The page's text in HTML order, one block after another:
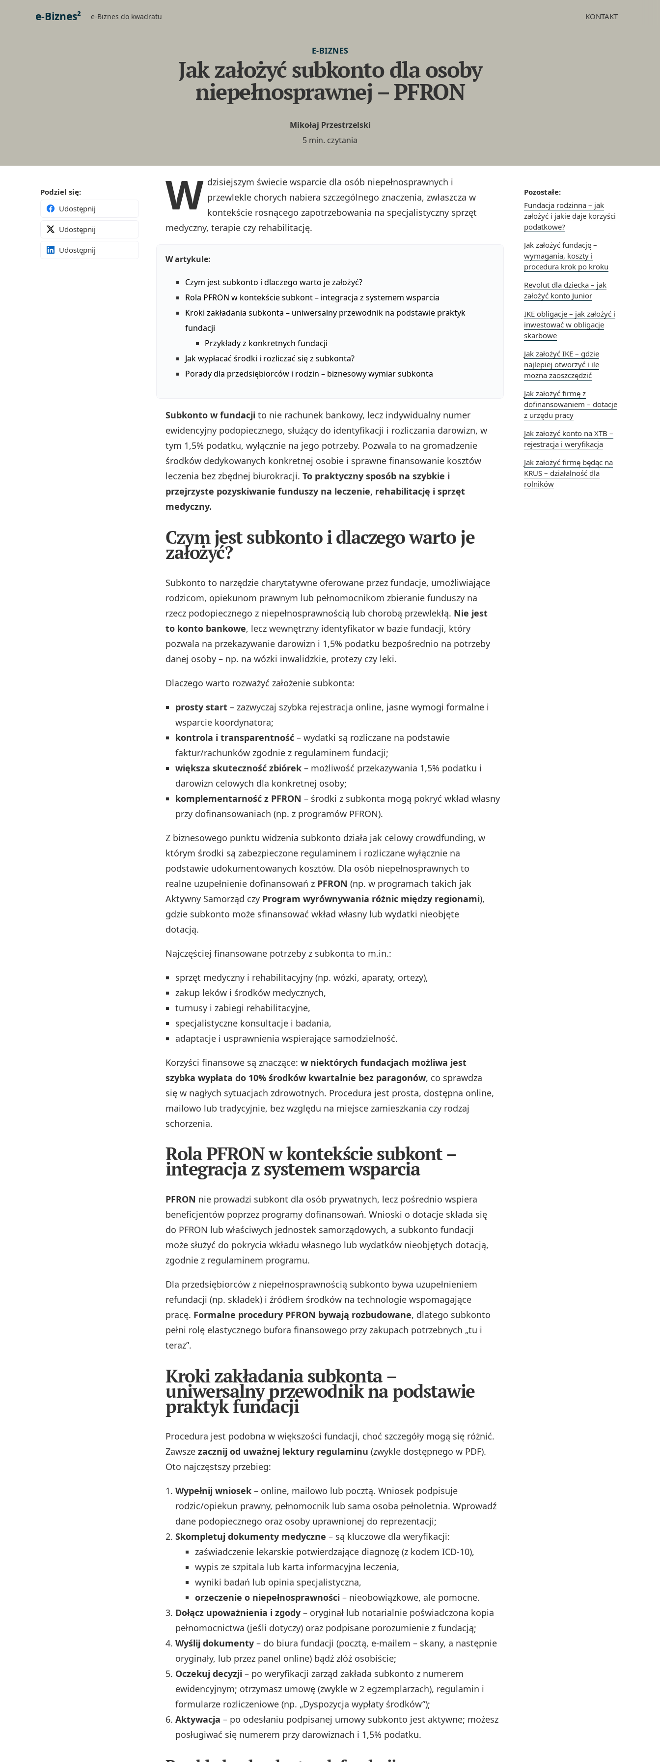
e-Biznes² e-Biznes do kwadratu KONTAKT
E-BIZNES
Jak założyć subkonto dla osoby
niepełnosprawnej – PFRON
Mikołaj Przestrzelski
5 min. czytania
Pozostałe:
Fundacja rodzinna – jak
założyć i jakie daje korzyści
podatkowe?
Jak założyć fundację –
wymagania, koszty i
procedura krok po kroku
Revolut dla dziecka – jak
założyć konto Junior
IKE obligacje – jak założyć i
inwestować w obligacje
skarbowe
Jak założyć IKE – gdzie
najlepiej otworzyć i ile
można zaoszczędzić
Jak założyć firmę z
dofinansowaniem – dotacje
z urzędu pracy
Jak założyć konto na XTB –
rejestracja i weryfikacja
Jak założyć firmę będąc na
KRUS – działalność dla
rolników
Podziel się:
Udostępnij
Udostępnij
Udostępnij
W dzisiejszym świecie wsparcie dla osób niepełnosprawnych i
przewlekle chorych nabiera szczególnego znaczenia, zwłaszcza w
kontekście rosnącego zapotrzebowania na specjalistyczny sprzęt
medyczny, terapie czy rehabilitację.
W artykule:
Czym jest subkonto i dlaczego warto je założyć?
Rola PFRON w kontekście subkont – integracja z systemem wsparcia
Kroki zakładania subkonta – uniwersalny przewodnik na podstawie praktyk
fundacji
Przykłady z konkretnych fundacji
Jak wypłacać środki i rozliczać się z subkonta?
Porady dla przedsiębiorców i rodzin – biznesowy wymiar subkonta
Subkonto w fundacji to nie rachunek bankowy, lecz indywidualny numer
ewidencyjny podopiecznego, służący do identyfikacji i rozliczania darowizn, w
tym 1,5% podatku, wyłącznie na jego potrzeby. Pozwala to na gromadzenie
środków dedykowanych konkretnej osobie i sprawne finansowanie kosztów
leczenia bez zbędnej biurokracji. To praktyczny sposób na szybkie i
przejrzyste pozyskiwanie funduszy na leczenie, rehabilitację i sprzęt
medyczny.
Czym jest subkonto i dlaczego warto je
założyć?
Subkonto to narzędzie charytatywne oferowane przez fundacje, umożliwiające
rodzicom, opiekunom prawnym lub pełnomocnikom zbieranie funduszy na
rzecz podopiecznego z niepełnosprawnością lub chorobą przewlekłą. Nie jest
to konto bankowe, lecz wewnętrzny identyfikator w bazie fundacji, który
pozwala na przekazywanie darowizn i 1,5% podatku bezpośrednio na potrzeby
danej osoby – np. na wózki inwalidzkie, protezy czy leki.
Dlaczego warto rozważyć założenie subkonta:
prosty start – zazwyczaj szybka rejestracja online, jasne wymogi formalne i
wsparcie koordynatora;
kontrola i transparentność – wydatki są rozliczane na podstawie
faktur/rachunków zgodnie z regulaminem fundacji;
większa skuteczność zbiórek – możliwość przekazywania 1,5% podatku i
darowizn celowych dla konkretnej osoby;
komplementarność z PFRON – środki z subkonta mogą pokryć wkład własny
przy dofinansowaniach (np. z programów PFRON).
Z biznesowego punktu widzenia subkonto działa jak celowy crowdfunding, w
którym środki są zabezpieczone regulaminem i rozliczane wyłącznie na
podstawie udokumentowanych kosztów. Dla osób niepełnosprawnych to
realne uzupełnienie dofinansowań z PFRON (np. w programach takich jak
Aktywny Samorząd czy Program wyrównywania różnic między regionami),
gdzie subkonto może sfinansować wkład własny lub wydatki nieobjęte
dotacją.
Najczęściej finansowane potrzeby z subkonta to m.in.:
sprzęt medyczny i rehabilitacyjny (np. wózki, aparaty, ortezy),
zakup leków i środków medycznych,
turnusy i zabiegi rehabilitacyjne,
specjalistyczne konsultacje i badania,
adaptacje i usprawnienia wspierające samodzielność.
Korzyści finansowe są znaczące: w niektórych fundacjach możliwa jest
szybka wypłata do 10% środków kwartalnie bez paragonów, co sprawdza
się w nagłych sytuacjach zdrowotnych. Procedura jest prosta, dostępna online,
mailowo lub tradycyjnie, bez względu na miejsce zamieszkania czy rodzaj
schorzenia.
Rola PFRON w kontekście subkont –
integracja z systemem wsparcia
PFRON nie prowadzi subkont dla osób prywatnych, lecz pośrednio wspiera
beneficjentów poprzez programy dofinansowań. Wnioski o dotacje składa się
do PFRON lub właściwych jednostek samorządowych, a subkonto fundacji
może służyć do pokrycia wkładu własnego lub wydatków nieobjętych dotacją,
zgodnie z regulaminem programu.
Dla przedsiębiorców z niepełnosprawnością subkonto bywa uzupełnieniem
refundacji (np. składek) i źródłem środków na technologie wspomagające
pracę. Formalne procedury PFRON bywają rozbudowane, dlatego subkonto
pełni rolę elastycznego bufora finansowego przy zakupach potrzebnych „tu i
teraz”.
Kroki zakładania subkonta –
uniwersalny przewodnik na podstawie
praktyk fundacji
Procedura jest podobna w większości fundacji, choć szczegóły mogą się różnić.
Zawsze zacznij od uważnej lektury regulaminu (zwykle dostępnego w PDF).
Oto najczęstszy przebieg:
Wypełnij wniosek – online, mailowo lub pocztą. Wniosek podpisuje
rodzic/opiekun prawny, pełnomocnik lub sama osoba pełnoletnia. Wprowadź
dane podopiecznego oraz osoby uprawnionej do reprezentacji;
Skompletuj dokumenty medyczne – są kluczowe dla weryfikacji:
zaświadczenie lekarskie potwierdzające diagnozę (z kodem ICD-10),
wypis ze szpitala lub karta informacyjna leczenia,
wyniki badań lub opinia specjalistyczna,
orzeczenie o niepełnosprawności – nieobowiązkowe, ale pomocne.
Dołącz upoważnienia i zgody – oryginał lub notarialnie poświadczona kopia
pełnomocnictwa (jeśli dotyczy) oraz podpisane porozumienie z fundacją;
Wyślij dokumenty – do biura fundacji (pocztą, e-mailem – skany, a następnie
oryginały, lub przez panel online) bądź złóż osobiście;
Oczekuj decyzji – po weryfikacji zarząd zakłada subkonto z numerem
ewidencyjnym; otrzymasz umowę (zwykle w 2 egzemplarzach), regulamin i
formularze rozliczeniowe (np. „Dyspozycja wypłaty środków”);
Aktywacja – po odesłaniu podpisanej umowy subkonto jest aktywne; możesz
posługiwać się numerem przy darowiznach i 1,5% podatku.